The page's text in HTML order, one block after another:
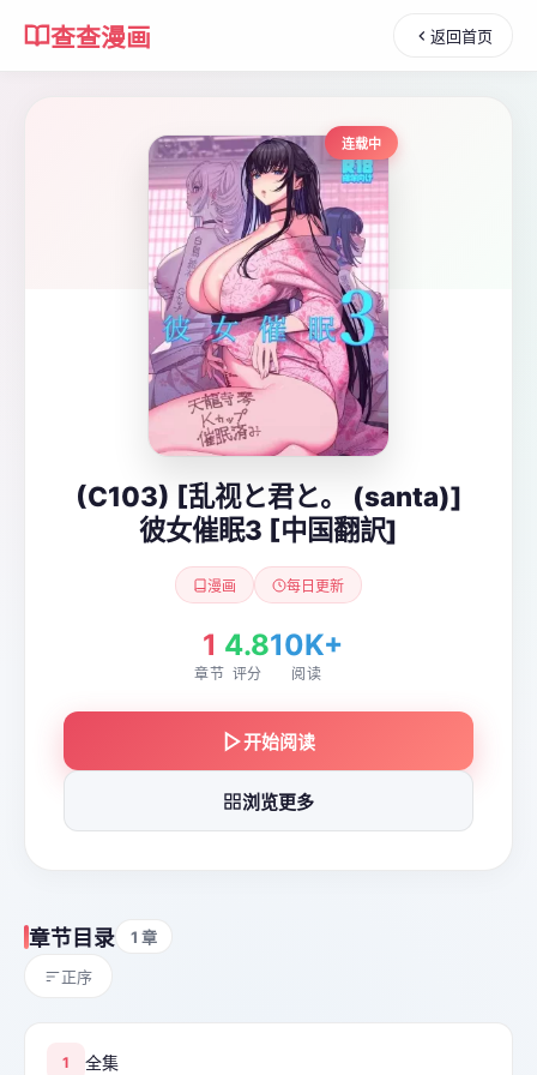
查查漫画 返回首页
连载中
(C103) [乱视と君と。 (santa)]
彼女催眠3 [中国翻訳]
漫画 每日更新
1
章节
4.8
评分
10K+
阅读
开始阅读
浏览更多
章节目录 1 章
正序
1 全集